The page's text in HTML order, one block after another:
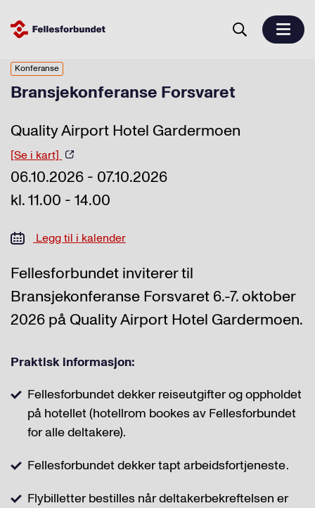
Konferanse
Bransjekonferanse Forsvaret
Quality Airport Hotel Gardermoen
[Se i kart]
06.10.2026 - 07.10.2026
kl. 11.00 - 14.00
Legg til i kalender
Fellesforbundet inviterer til
Bransjekonferanse Forsvaret 6.-7. oktober
2026 på Quality Airport Hotel Gardermoen.
Praktisk informasjon:
Fellesforbundet dekker reiseutgifter og oppholdet
på hotellet (hotellrom bookes av Fellesforbundet
for alle deltakere).
Fellesforbundet dekker tapt arbeidsfortjeneste .
Flybilletter bestilles når deltakerbekreftelsen er